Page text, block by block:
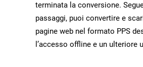
terminata la conversione.
passaggi, puoi convertire e
pagine web nel formato PPS
l’accesso offline e un ulteriore